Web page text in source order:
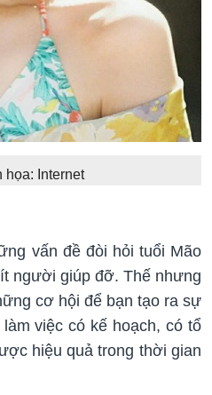
họa: Internet
vấn đề đòi hỏi tuổi Mão
người giúp đỡ. Thế nhưng
cơ hội để bạn tạo ra sự
việc có kế hoạch, có tổ
hiệu quả trong thời gian